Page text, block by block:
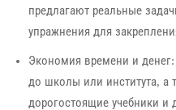
предлагают реальные
упражнения для
Экономия времени и денег:
до школы или института, а
дорогостоящие учебники и